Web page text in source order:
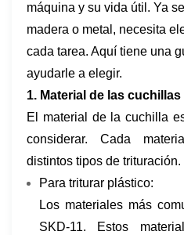
máquina y su vida útil. Ya
madera o metal, necesita
cada tarea. Aquí tiene una
ayudarle a elegir.
1. Material de las cuchillas
El material de la cuchilla
considerar. Cada
distintos tipos de trituración.
Para triturar plástico:
Los materiales más
SKD-11. Estos